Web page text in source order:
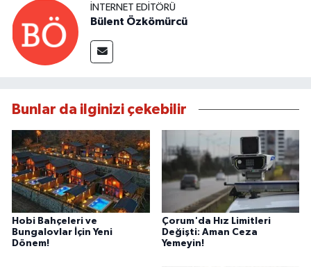
İNTERNET EDITÖRÜ
Bülent Özkömürcü
Bunlar da ilginizi çekebilir
Hobi Bahçeleri ve
Bungalovlar İçin Yeni
Dönem!
Çorum'da Hız Limitleri
Değişti: Aman Ceza
Yemeyin!